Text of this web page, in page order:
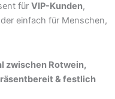
für VIP-Kunden,
einfach für Menschen,
zwischen Rotwein,
& festlich